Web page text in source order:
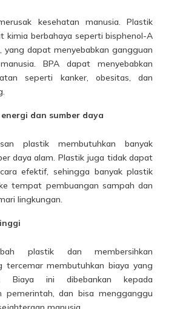
kesehatan manusia. Plastik
kimia berbahaya seperti bisphenol-A
yang dapat menyebabkan gangguan
BPA dapat menyebabkan
seperti kanker, obesitas, dan
dan sumber daya
plastik membutuhkan banyak
daya alam. Plastik juga tidak dapat
efektif, sehingga banyak plastik
tempat pembuangan sampah dan
lingkungan.
plastik dan membersihkan
tercemar membutuhkan biaya yang
Biaya ini dibebankan kepada
pemerintah, dan bisa mengganggu